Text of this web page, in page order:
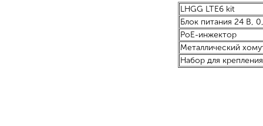
LHGG LTE6 kit
Блок питания 24 В,
PoE-инжектор
Металлический
Набор для